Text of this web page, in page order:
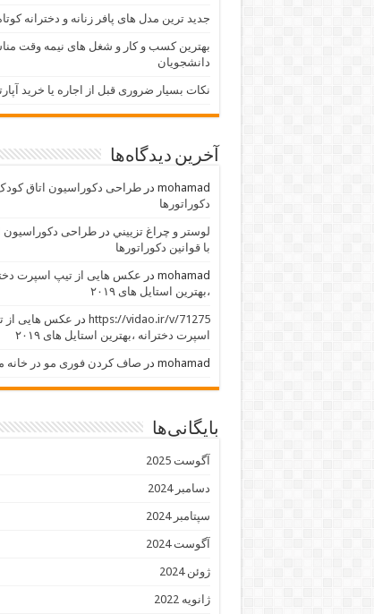
جدید ترین مدل های پافر زنانه و دخترانه
بهترین کسب و کار و شغل های نیمه وقت
دانشجویان
نکات بسیار ضروری قبل از اجاره یا خرید
آخرین دیدگاه‌ها
mohamad درطراحی دکوراسیون اتاق کودک
دکوراتورها
لوستر و چراغ تزييني درطراحی دکوراسیون
با قوانین دکوراتورها
mohamad در عکس هایی از تیپ اسپرت
،بهترین استایل های ۲۰۱۹
https://vidao.ir/v/71275 در عکس هایی از
اسپرت دخترانه ،بهترین استایل های ۲۰۱۹
mohamad در صاف کردن فوری مو در خانه
بایگانی‌ها
آگوست 2025
دسامبر 2024
سپتامبر 2024
آگوست 2024
ژوئن 2024
ژانویه 2022